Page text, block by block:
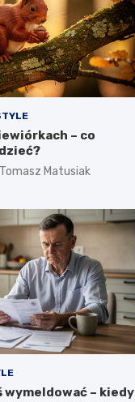
– co
Tomasz Matusiak
wymeldować – kiedy